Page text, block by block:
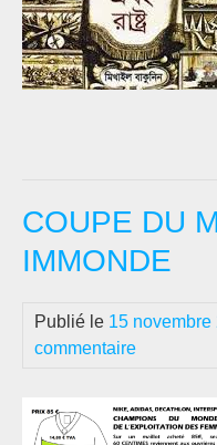
COUPE DU
IMMONDE
Publié le 15 novembre
commentaire